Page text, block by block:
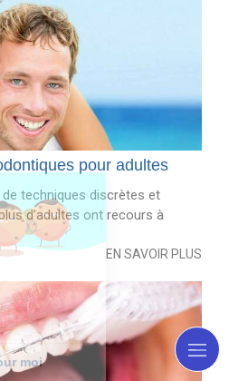
pour adultes
techniques discrètes et
d’adultes ont recours à
EN SAVOIR PLUS